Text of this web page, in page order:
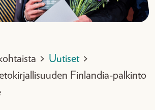
> Uutiset >
Finlandia-palkinto